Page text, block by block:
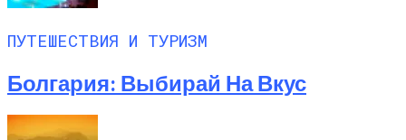
ПУТЕШЕСТВИЯ И ТУРИЗМ
Болгария: Выбирай На Вкус